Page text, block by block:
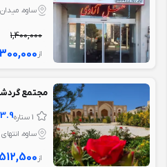
ساوه،
1,400,000
از
مجتمع
1 ستاره 3.9
ساوه،
از